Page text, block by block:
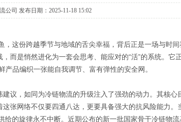
公司 发布日期：2025-11-18 15:02
这份跨越季节与地域的舌尖幸福，背后正是一场与时间
而是悄然进化为一套会思考、能应对的“活”的系统。它
产品编织一张能自我调节、富有弹性的安全网。
建议，如同为冷链物流的升级注入了强劲的动力。其核心
张网络不仅要四通八达，更要具备强大的抗风险能力。
的旋律永不中断。近期公布的新一批国家骨干冷链物